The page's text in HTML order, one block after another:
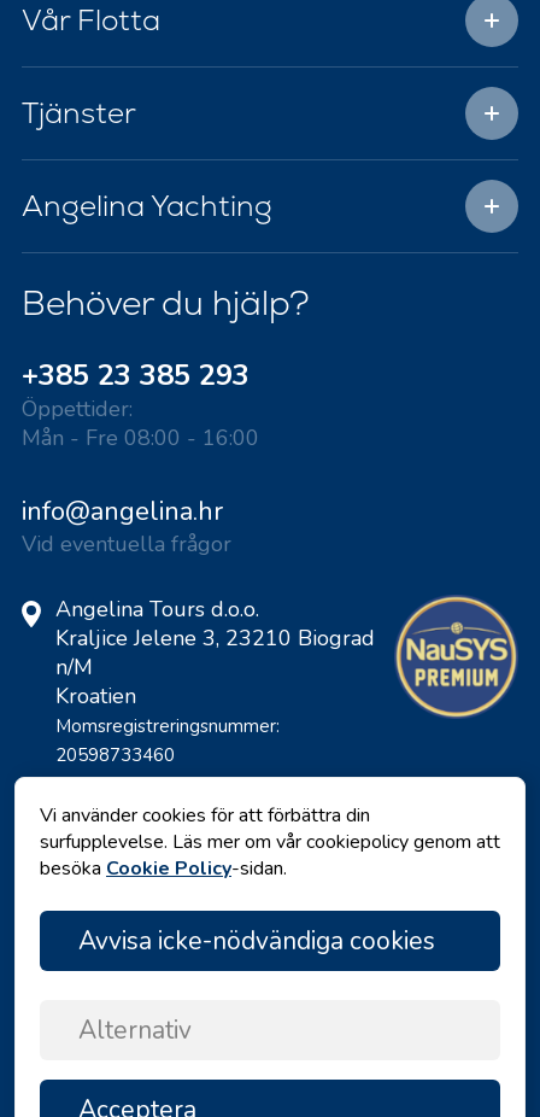
Vår Flotta
Tjänster
Angelina Yachting
Behöver du hjälp?
+385 23 385 293
Öppettider:
Mån - Fre 08:00 - 16:00
info@angelina.hr
Vid eventuella frågor
Angelina Tours d.o.o.
Kraljice Jelene 3, 23210 Biograd
n/M
Kroatien
Momsregistreringsnummer:
20598733460
ID: HR-AB-23-060130534, MB:
0650676
Integritetspolicy
Vi använder cookies för att förbättra din
surfupplevelse. Läs mer om vår cookiepolicy genom att
besöka Cookie Policy-sidan.
Avvisa icke-nödvändiga cookies
Alternativ
Acceptera